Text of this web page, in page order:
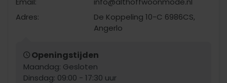
Adres:
De Koppeling 10-C 6986CS,
Angerlo
Openingstijden
Maandag: Gesloten
Dinsdag: 09:00 - 17:30 uur